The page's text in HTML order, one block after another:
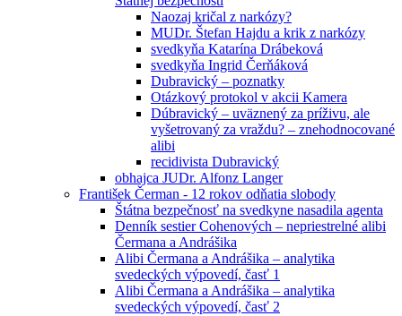
Naozaj kričal z narkózy?
MUDr. Štefan Hajdu a krik z narkózy
svedkyňa Katarína Drábeková
svedkyňa Ingrid Čerňáková
Dubravický – poznatky
Otázkový protokol v akcii Kamera
Dúbravický – uväznený za príživu, ale
vyšetrovaný za vraždu? – znehodnocované
alibi
recidivista Dubravický
obhajca JUDr. Alfonz Langer
František Čerman - 12 rokov odňatia slobody
Štátna bezpečnosť na svedkyne nasadila agenta
Denník sestier Cohenových – nepriestrelné alibi
Čermana a Andrášika
Alibi Čermana a Andrášika – analytika
svedeckých výpovedí, časť 1
Alibi Čermana a Andrášika – analytika
svedeckých výpovedí, časť 2